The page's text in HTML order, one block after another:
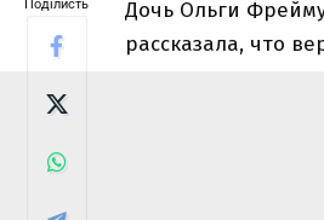
Поділисть
Дочь Ольги
рассказала, что